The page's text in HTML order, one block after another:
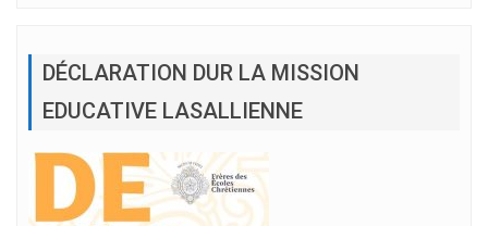
DÉCLARATION DUR LA MISSION
EDUCATIVE LASALLIENNE